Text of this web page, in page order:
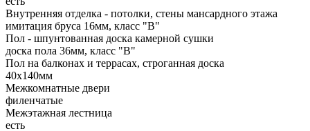
Внутренняя отделка - потолки, стены мансардного этажа
имитация бруса 16мм, класс "В"
Пол - шпунтованная доска камерной сушки
доска пола 36мм, класс "B"
Пол на балконах и террасах, строганная доска
40х140мм
Межкомнатные двери
филенчатые
Межэтажная лестница
есть